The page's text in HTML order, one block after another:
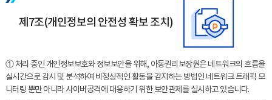
제7조(개인정보의 안전성 확보 조치)
① 처리 중인 개인정보보호와 정보보안을 위해, 아동권리보장원은 네트워크의 흐름을
실시간으로 감시 및 분석하여 비정상적인 활동을 감지하는 방법인 네트워크 트래픽 모
니터링 뿐만 아니라 사이버공격에 대응하기 위한 보안관제를 실시하고 있습니다.